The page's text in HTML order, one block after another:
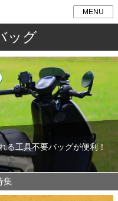
MENU
ッグ
る工具不要バッグが便利！
集